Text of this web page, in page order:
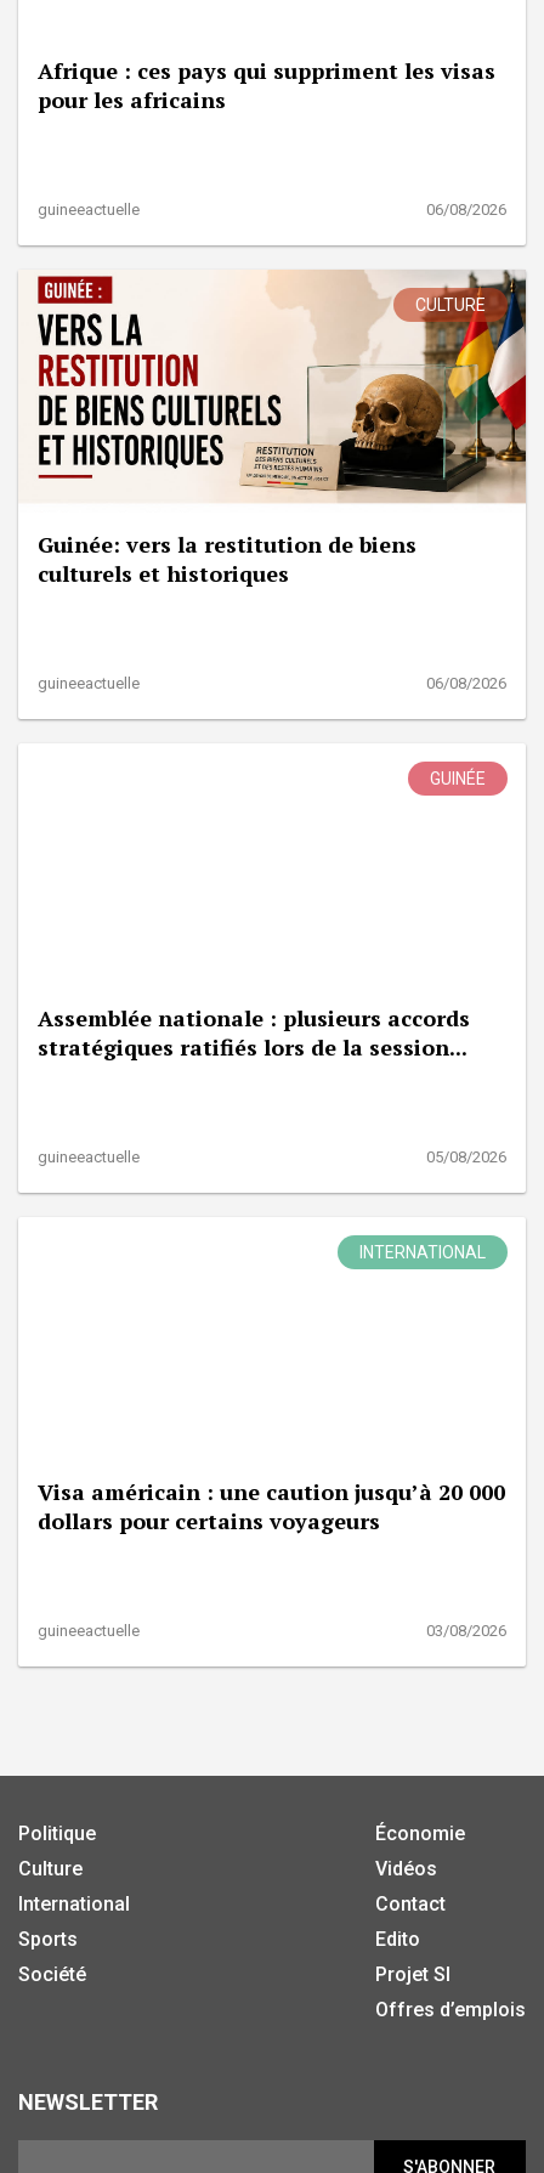
Afrique : ces pays qui suppriment les visas
pour les africains
guineeactuelle 06/08/2026
CULTURE
Guinée: vers la restitution de biens
culturels et historiques
guineeactuelle 06/08/2026
GUINÉE
Assemblée nationale : plusieurs accords
stratégiques ratifiés lors de la session...
guineeactuelle 05/08/2026
INTERNATIONAL
Visa américain : une caution jusqu’à 20 000
dollars pour certains voyageurs
guineeactuelle 03/08/2026
Politique
Culture
International
Sports
Société
Économie
Vidéos
Contact
Edito
Projet SI
Offres d’emplois
NEWSLETTER
S'ABONNER